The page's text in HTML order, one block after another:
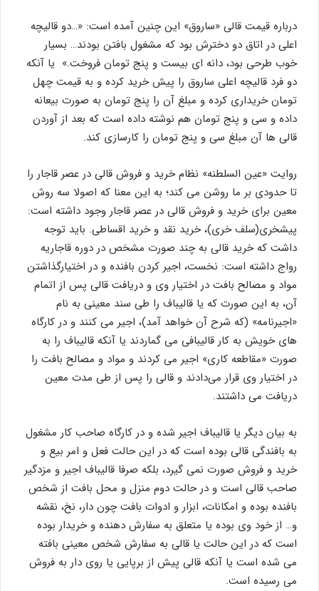
درباره قیمت قالی «ساروق» این چنین آمده است: «…دو قالیچه
اعلی در اتاق دو دخترش بود که مشغول بافتن بودند… بسیار
خوب طرحی بود، دانه ای بیست و پنج تومان فروخت.» یا آنکه
دو فرد قالیچه اعلی ساروق را پیش خرید کرده و به قیمت چهل
تومان خریداری کرده و مبلغ آن را پنج تومان به صورت بیعانه
داده و سی و پنج تومان هم نوشته داده است که بعد از آوردن
قالی ها آن مبلغ سی و پنج تومان را کارسازی کند.
روایت «عین السلطنه» نظام خرید و فروش قالی در عصر قاجار را
تا حدودی بر ما روشن می کند؛ به این معنا که اصولا سه روش
معین برای خرید و فروش قالی در عصر قاجار وجود داشته است:
پیشخری(سلف خری)، خرید نقد و خرید اقساطی. باید توجه
داشت که خرید قالی به چند صورت مشخص در دوره قاجاریه
رواج داشته است: نخست، اجیر کردن بافنده و در اختیارگذاشتن
مواد و مصالح بافت در اختیار وی و دریافت قالی پس از اتمام
آن، به این صورت که یا قالیباف را طی سند معینی به نام
«اجیرنامه» (که شرح آن خواهد آمد)، اجیر می کنند و در کارگاه
های خویش به کار قالیبافی می گماردند یا آنکه قالیباف را به
صورت «مقاطعه کاری» اجیر می کردند و مواد و مصالح بافت را
در اختیار وی قرار می‌دادند و قالی را پس از طی مدت معین
دریافت می داشتند.
به بیان دیگر یا قالیباف اجیر شده و در کارگاه صاحب کار مشغول
به بافندگی قالی بوده است که در این حالت فعل و امر بیع و
خرید و فروش صورت نمی گیرد، بلکه صرفا قالیباف اجیر و مزدگیر
صاحب قالی است و در حالت دوم منزل و محل بافت از شخص
بافنده بوده و امکانات، ابزار و ادوات بافت چون دار، نخ، نقشه
و… از خود وی بوده یا متعلق به سفارش دهنده و خریدار بوده
است که در این حالت یا قالی به سفارش شخص معینی بافته
می شده است یا آنکه قالی پیش از برپایی یا روی دار به فروش
می رسیده است.